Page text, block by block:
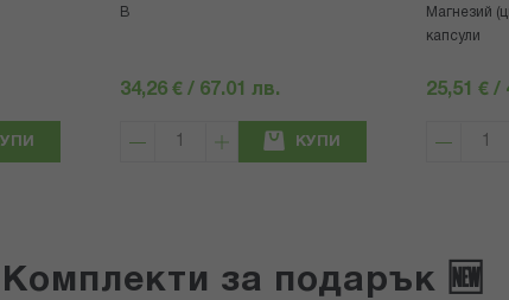
В
34,26 € / 67.01 лв.
КУПИ
Магнезий
капсули
25,51 € /
Комплекти за подарък 🆕